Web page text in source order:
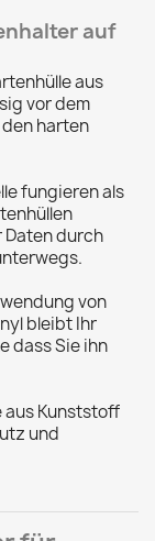
auf
aus
vor dem
harten
fungieren als
Daten durch
von
bleibt Ihr
dass Sie ihn
aus Kunststoff
und